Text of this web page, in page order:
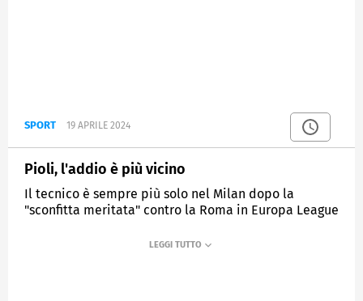
SPORT 19 APRILE 2024
Pioli, l'addio è più vicino
Il tecnico è sempre più solo nel Milan dopo la
"sconfitta meritata" contro la Roma in Europa League
SPORTMEDIASET